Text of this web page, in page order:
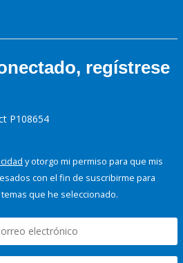
regístrese
P108654
y otorgo mi permiso para que mis
con el fin de suscribirme para
que he seleccionado.